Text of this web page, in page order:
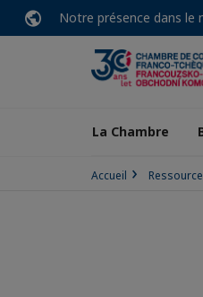
Notre présence dans le
La Chambre
Accueil